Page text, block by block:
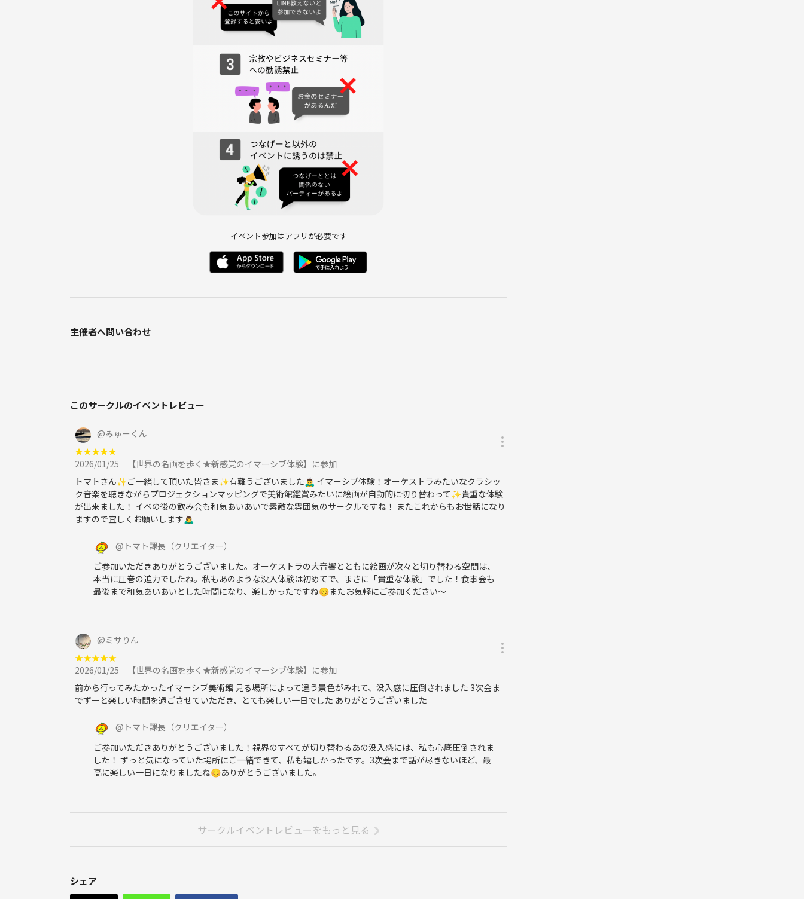
・サワー（レモン/シークワァーサー/グレープフルーツ/柚子/巨峰/桃）
・ワイン（赤ワイン/白ワイン）
浅草の風情を感じながら、特別なひとときを一緒に過ごしましょう🙋
−−−−−−
当サークルは、気楽に年代の近い人とお話しできるのが魅力だと思っています。最近、リピーターの方も増えてきま
したが、初めての方ももちろん大歓迎です！
【持ち物は？】
【雨の場合は？】
雨天決行です。荒天の場合は前日までに判断し、連絡いたします。
①集合時刻までに待ち合わせ場所にお越しください。
②第1部∶ほおずき市の散策を楽しみます。
③「浅草EKIMISE」屋上に徒歩で移動します。
④第2部∶お祭りBBQビアガーデンで本格BBQを楽しみます。
⑤開始2時間で終了です。
（当日の状況により前後する場合があります）
※帰りは最寄り駅まで戻り解散する予定です。
※自由解散ですので、途中離脱も可能です。一声おかけください。
・当日飲食した場合は、各自実費精算
※当日「現金にて」徴収させていただきます。
イベント参加はアプリが必要です
主催者へ問い合わせ
このサークルのイベントレビュー
@みゅーくん
★★★★★
2026/01/25
【世界の名画を歩く★新感覚のイマーシブ体験】に参加
トマトさん✨️ご一緒して頂いた皆さま✨️有難うございました🙇‍♂️ イマーシブ体験！オーケストラみたいなクラシッ
ク音楽を聴きながらプロジェクションマッピングで美術館鑑賞みたいに絵画が自動的に切り替わって✨️貴重な体験
が出来ました！ イベの後の飲み会も和気あいあいで素敵な雰囲気のサークルですね！ またこれからもお世話になり
ますので宜しくお願いします🙇‍♂️
@ トマト課長 （クリエイター）
ご参加いただきありがとうございました。オーケストラの大音響とともに絵画が次々と切り替わる空間は、
本当に圧巻の迫力でしたね。私もあのような没入体験は初めてで、まさに「貴重な体験」でした！食事会も
最後まで和気あいあいとした時間になり、楽しかったですね😊またお気軽にご参加ください〜
@ミサりん
★★★★★
2026/01/25
【世界の名画を歩く★新感覚のイマーシブ体験】に参加
前から行ってみたかったイマーシブ美術館 見る場所によって違う景色がみれて、没入感に圧倒されました 3次会ま
でずーと楽しい時間を過ごさせていただき、とても楽しい一日でした ありがとうございました
@ トマト課長 （クリエイター）
ご参加いただきありがとうございました！視界のすべてが切り替わるあの没入感には、私も心底圧倒されま
した！ ずっと気になっていた場所にご一緒できて、私も嬉しかったです。3次会まで話が尽きないほど、最
高に楽しい一日になりましたね😊ありがとうございました。
サークルイベントレビューをもっと見る
シェア